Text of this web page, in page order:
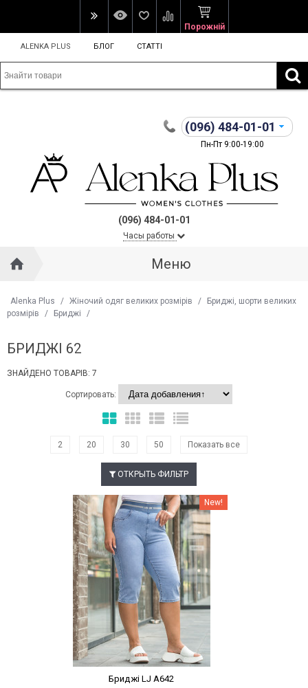
Порожній
ALENKA PLUS БЛОГ СТАТТІ
(096) 484-01-01
Пн-Пт 9:00-19:00
(096) 484-01-01
Часы работы
Меню
Alenka Plus / Жіночий одяг великих розмірів /
Бриджі, шорти великих
розмірів
/ Бриджі /
БРИДЖІ 62
ЗНАЙДЕНО ТОВАРІВ: 7
Сортировать:
2 20 30 50 Показать все
ОТКРЫТЬ ФИЛЬТР
Наклейки Варіант з % New!
Бриджі LJ A642